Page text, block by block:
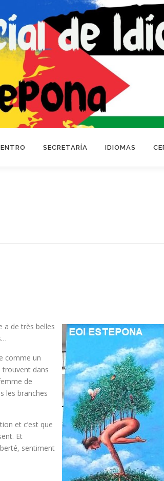
SECRETARÍA IDIOMAS
a de très belles
comme un
trouvent dans
de
les branches
et c’est que
Et
sentiment